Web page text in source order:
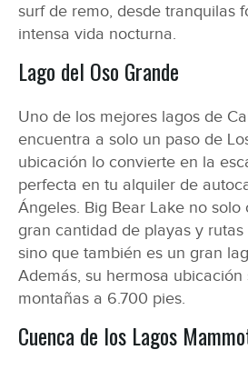
surf de remo, desde tranquilas
intensa vida nocturna.
Lago del Oso Grande
Uno de los mejores lagos de
encuentra a solo un paso de
ubicación lo convierte en la
perfecta en tu alquiler de
Ángeles. Big Bear Lake no solo
gran cantidad de playas y rutas
sino que también es un gran
Además, su hermosa
montañas a 6.700 pies.
Cuenca de los Lagos